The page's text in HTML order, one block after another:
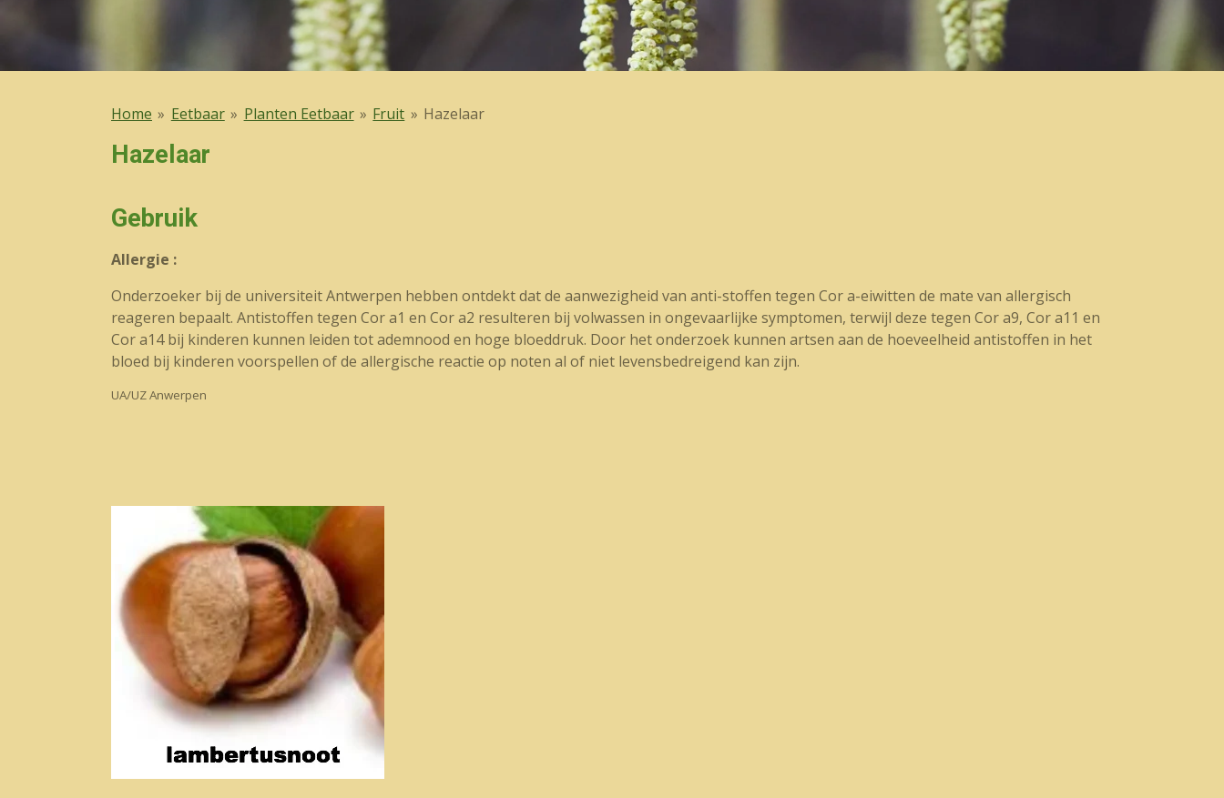
Home » Eetbaar » Planten Eetbaar » Fruit » Hazelaar
Hazelaar
Gebruik
Allergie :
Onderzoeker bij de universiteit Antwerpen hebben ontdekt dat de aanwezigheid van anti-stoffen tegen Cor a-eiwitten de mate van allergisch
reageren bepaalt. Antistoffen tegen Cor a1 en Cor a2 resulteren bij volwassen in ongevaarlijke symptomen, terwijl deze tegen Cor a9, Cor a11 en
Cor a14 bij kinderen kunnen leiden tot ademnood en hoge bloeddruk. Door het onderzoek kunnen artsen aan de hoeveelheid antistoffen in het
bloed bij kinderen voorspellen of de allergische reactie op noten al of niet levensbedreigend kan zijn.
UA/UZ Anwerpen